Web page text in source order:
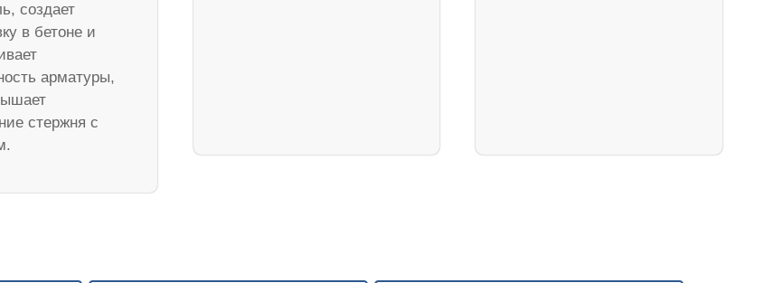
создает
в бетоне и
арматуры,
стержня с